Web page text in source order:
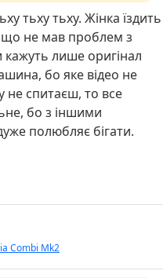
тьху тьху. Жінка їздить
не мав проблем з
лише оригінал
бо яке відео не
не спитаєш, то все
бо з іншими
полюбляє бігати.
Combi Mk2